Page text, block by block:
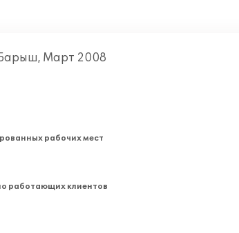
Барыш, Март 2008
рабочих мест
работающих клиентов